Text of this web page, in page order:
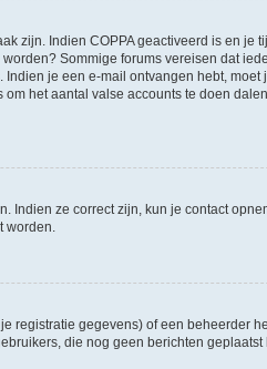
zijn. Indien COPPA geactiveerd is en je
Sommige forums vereisen dat
je een e-mail ontvangen hebt,
het aantal valse accounts te doen
ze correct zijn, kun je contact
registratie gegevens) of een beheerder
die nog geen berichten